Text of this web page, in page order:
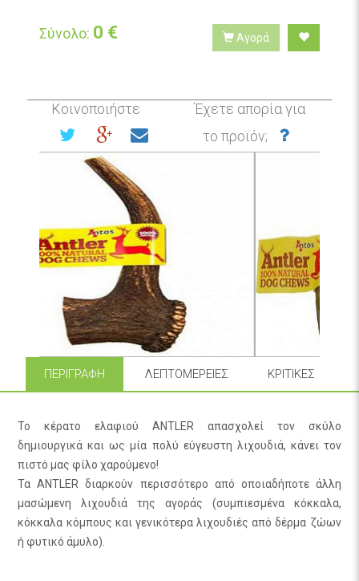
Σύνολο: 0 € Αγορά
Κοινοποιήστε
Έχετε απορία για
το προϊόν;
ΠΕΡΙΓΡΑΦΉ ΛΕΠΤΟΜΈΡΕΙΕΣ ΚΡΙΤΙΚΈΣ
Το κέρατο ελαφιού ANTLER απασχολεί τον σκύλο
δημιουργικά και ως μία πολύ εύγευστη λιχουδιά, κάνει τον
πιστό μας φίλο χαρούμενο!
Τα ANTLER διαρκούν περισσότερο από οποιαδήποτε άλλη
μασώμενη λιχουδιά της αγοράς (συμπιεσμένα κόκκαλα,
κόκκαλα κόμπους και γενικότερα λιχουδιές από δέρμα ζώων
ή φυτικό άμυλο).